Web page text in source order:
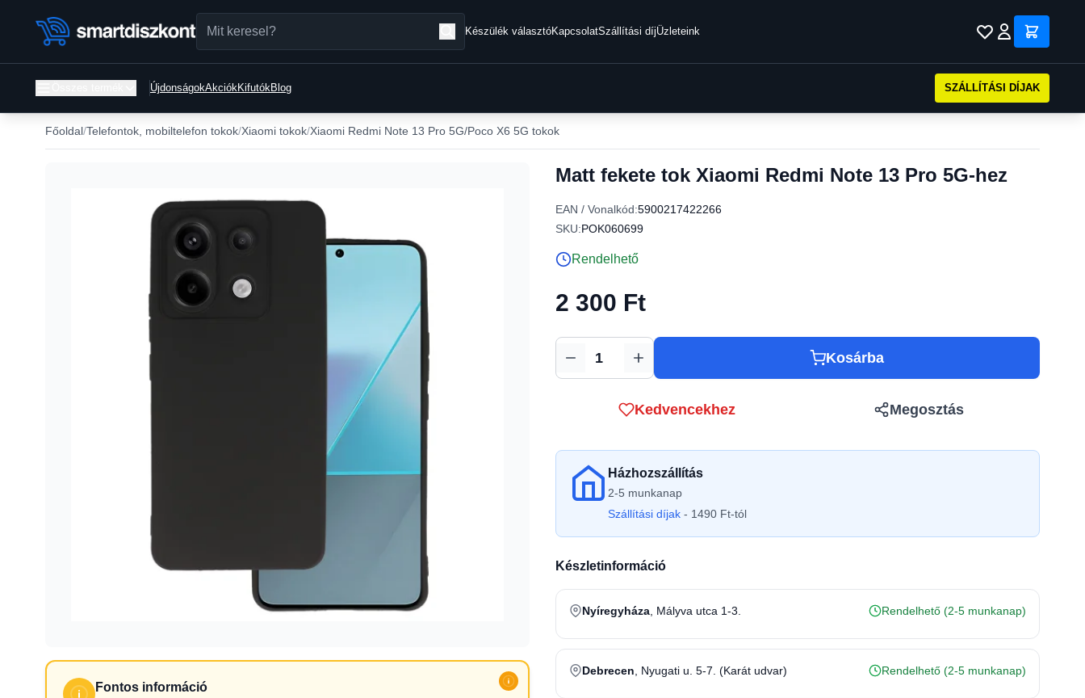
Készülék választóKapcsolatSzállítási díjÜzleteink
ÚjdonságokAkciókKifutókBlog SZÁLLÍTÁSI DÍJAK
Főoldal Telefontok, mobiltelefon tokok Xiaomi tokok Xiaomi Redmi Note 13 Pro 5G/Poco X6 5G tokok
Fontos információ
Matt fekete tok Xiaomi Redmi Note 13 Pro 5G-hez
EAN / Vonalkód:5900217422266
SKU:POK060699
Rendelhető
2 300 Ft
Mennyiség Kosárba
Kedvencekhez Megosztás
Házhozszállítás
2-5 munkanap
Szállítási díjak - 1490 Ft-tól
Készletinformáció
Nyíregyháza , Mályva utca 1-3. Rendelhető (2-5 munkanap)
Debrecen , Nyugati u. 5-7. (Karát udvar) Rendelhető (2-5 munkanap)